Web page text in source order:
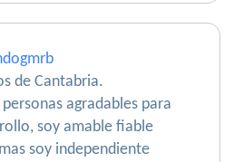
de Cantabria.
personas agradables para
soy amable fiable
soy independiente